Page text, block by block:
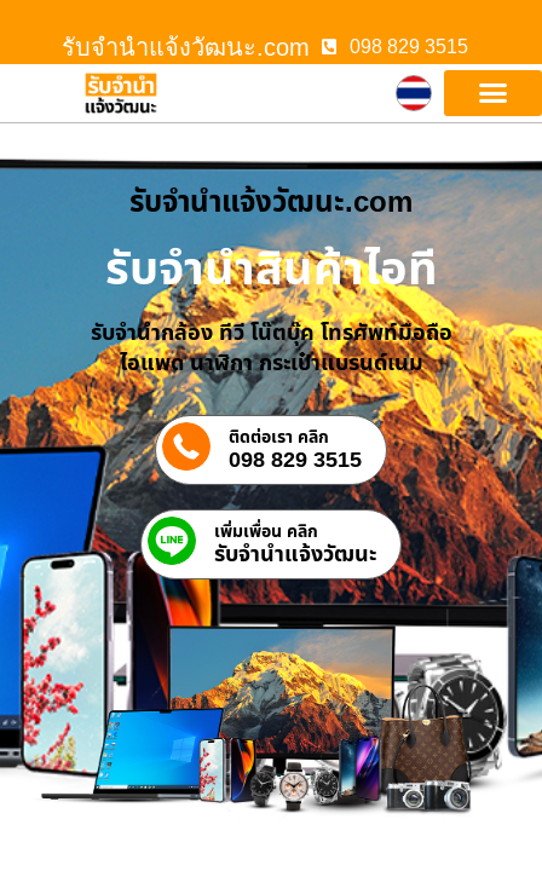
รับจํานําแจ้งวัฒนะ.com 098 829 3515
รับจํานําแจ้งวัฒนะ.com
รับจำนำสินค้าไอที
รับจำนำกล้อง ทีวี โน๊ตบุ๊ค โทรศัพท์มือถือ
ไอแพด นาฬิกา กระเป๋าแบรนด์เนม
ติดต่อเรา คลิก
098 829 3515
เพิ่มเพื่อน คลิก
รับจํานําแจ้งวัฒนะ